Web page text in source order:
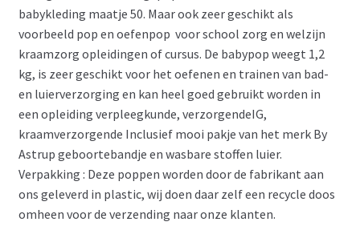
babykleding maatje 50. Maar ook zeer geschikt als
voorbeeld pop en oefenpop voor school zorg en welzijn
kraamzorg opleidingen of cursus. De babypop weegt 1,2
kg, is zeer geschikt voor het oefenen en trainen van bad-
en luierverzorging en kan heel goed gebruikt worden in
een opleiding verpleegkunde, verzorgendeIG,
kraamverzorgende Inclusief mooi pakje van het merk By
Astrup geboortebandje en wasbare stoffen luier.
Verpakking : Deze poppen worden door de fabrikant aan
ons geleverd in plastic, wij doen daar zelf een recycle doos
omheen voor de verzending naar onze klanten.